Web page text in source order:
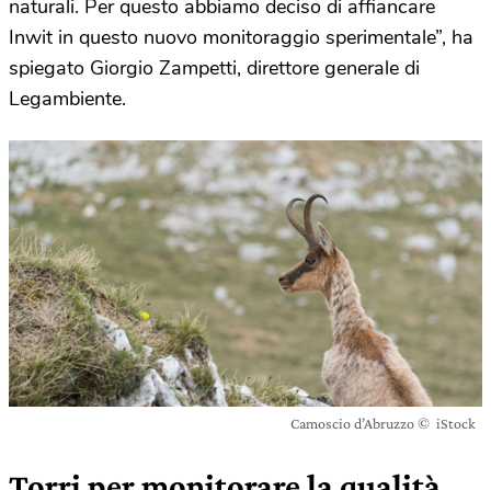
naturali. Per questo abbiamo deciso di affiancare
Inwit in questo nuovo monitoraggio sperimentale”, ha
spiegato Giorgio Zampetti, direttore generale di
Legambiente.
Camoscio d’Abruzzo © iStock